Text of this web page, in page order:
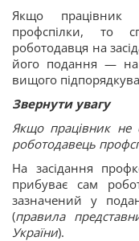
Якщо працівник
профспілки, то
роботодавця на
його подання — на
вищого
Звернути увагу
Якщо працівник не
роботодавець
На засідання
прибуває сам
зазначений у
(правила
України).